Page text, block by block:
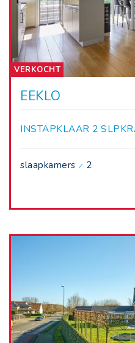
VERKOCHT
EEKLO
INSTAPKLAAR 2
slaapkamers 2